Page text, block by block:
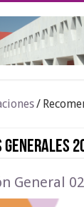
/
Generales
General